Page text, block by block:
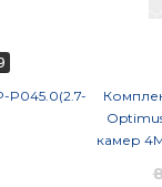
P045.0(2.7-
камер
джеки